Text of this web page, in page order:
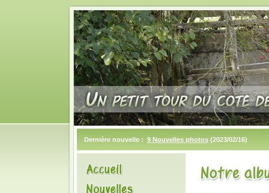
Dernière nouvelle : 9 Nouvelles photos (2023/02/16)